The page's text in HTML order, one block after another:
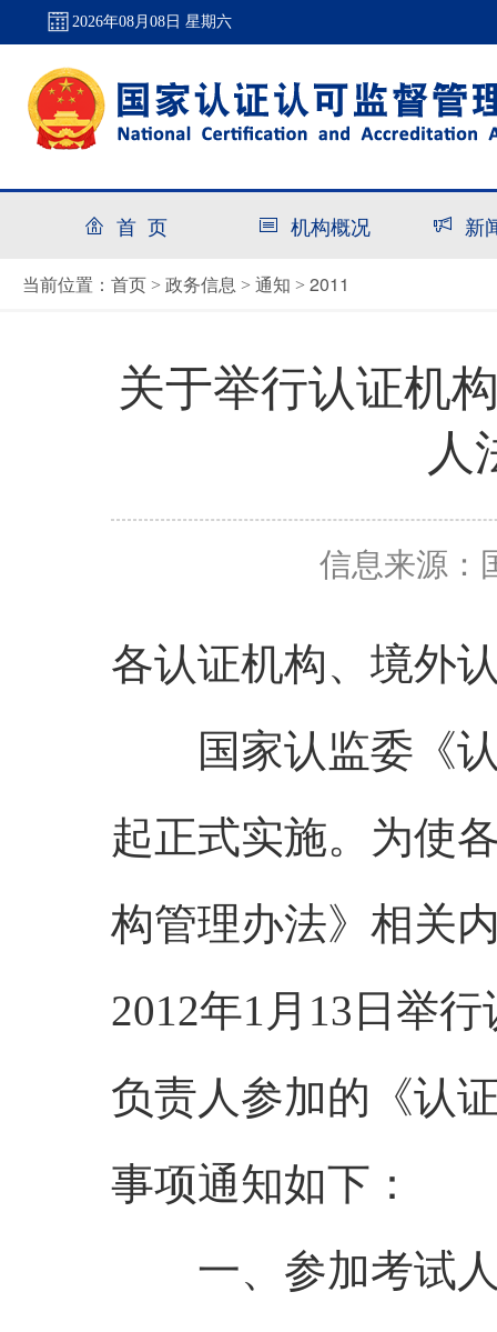
2026年08月08日 星期六
首 页 机构概况 新
当前位置： 首页 > 政务信息 > 通知 > 2011
关于举行认证机
人
信息来源：
各认证机构、境外
国家认监委《认
起正式实施。为使
构管理办法》相关
2012年1月13日举
负责人参加的《认
事项通知如下：
一、参加考试